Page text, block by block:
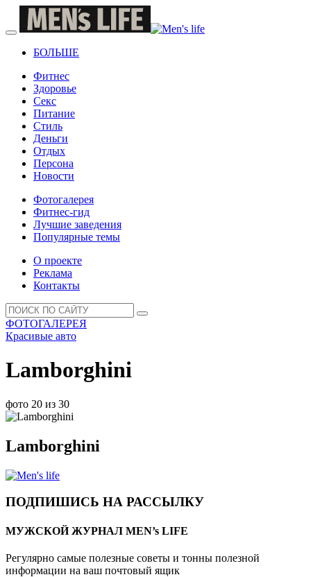
БОЛЬШЕ
Фитнес
Здоровье
Секс
Питание
Стиль
Деньги
Отдых
Персона
Новости
Фотогалерея
Фитнес-гид
Лучшие заведения
Популярные темы
О проекте
Реклама
Контакты
ФОТОГАЛЕРЕЯ
Красивые авто
Lamborghini
фото 20 из 30
Lamborghini
ПОДПИШИСЬ НА РАССЫЛКУ
МУЖСКОЙ ЖУРНАЛ MEN’s LIFE
Регулярно самые полезные советы и тонны полезной
информации на ваш почтовый ящик